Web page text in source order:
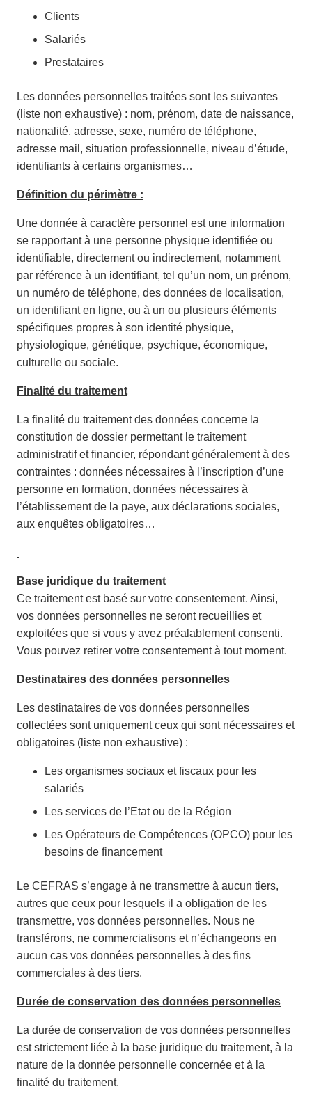
Clients
Salariés
Prestataires
Les données personnelles traitées sont les suivantes
(liste non exhaustive) : nom, prénom, date de naissance,
nationalité, adresse, sexe, numéro de téléphone,
adresse mail, situation professionnelle, niveau d’étude,
identifiants à certains organismes…
Définition du périmètre :
Une donnée à caractère personnel est une information
se rapportant à une personne physique identifiée ou
identifiable, directement ou indirectement, notamment
par référence à un identifiant, tel qu’un nom, un prénom,
un numéro de téléphone, des données de localisation,
un identifiant en ligne, ou à un ou plusieurs éléments
spécifiques propres à son identité physique,
physiologique, génétique, psychique, économique,
culturelle ou sociale.
Finalité du traitement
La finalité du traitement des données concerne la
constitution de dossier permettant le traitement
administratif et financier, répondant généralement à des
contraintes : données nécessaires à l’inscription d’une
personne en formation, données nécessaires à
l’établissement de la paye, aux déclarations sociales,
aux enquêtes obligatoires…
Base juridique du traitement
Ce traitement est basé sur votre consentement. Ainsi,
vos données personnelles ne seront recueillies et
exploitées que si vous y avez préalablement consenti.
Vous pouvez retirer votre consentement à tout moment.
Destinataires des données personnelles
Les destinataires de vos données personnelles
collectées sont uniquement ceux qui sont nécessaires et
obligatoires (liste non exhaustive) :
Les organismes sociaux et fiscaux pour les
salariés
Les services de l’Etat ou de la Région
Les Opérateurs de Compétences (OPCO) pour les
besoins de financement
Le CEFRAS s’engage à ne transmettre à aucun tiers,
autres que ceux pour lesquels il a obligation de les
transmettre, vos données personnelles. Nous ne
transférons, ne commercialisons et n’échangeons en
aucun cas vos données personnelles à des fins
commerciales à des tiers.
Durée de conservation des données personnelles
La durée de conservation de vos données personnelles
est strictement liée à la base juridique du traitement, à la
nature de la donnée personnelle concernée et à la
finalité du traitement.